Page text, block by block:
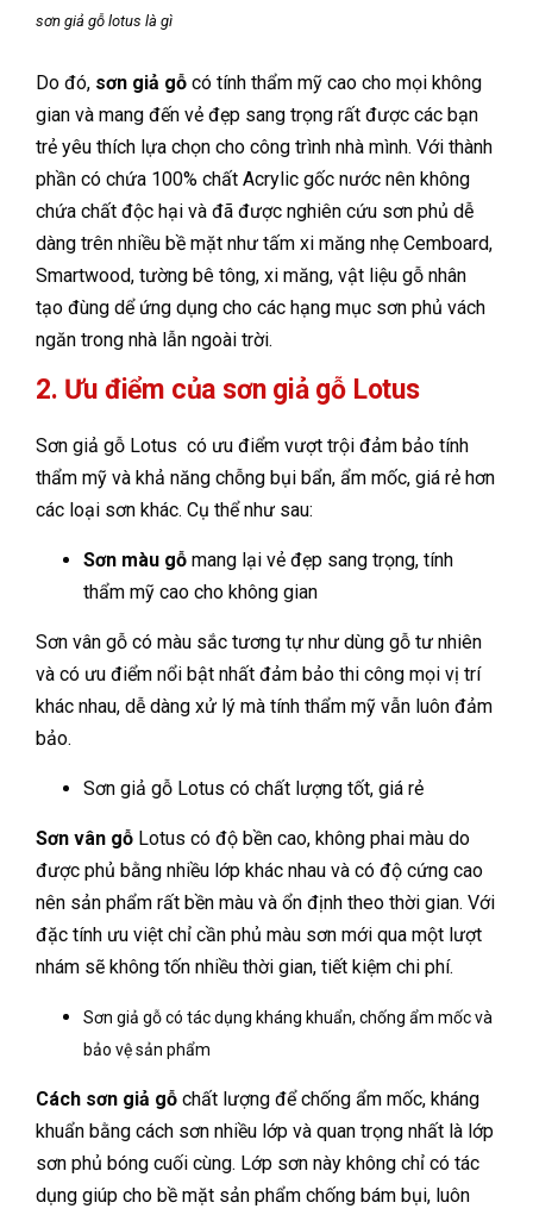
sơn giả gỗ lotus là gì
Do đó, sơn giả gỗ có tính thẩm mỹ cao cho mọi không
gian và mang đến vẻ đẹp sang trọng rất được các bạn
trẻ yêu thích lựa chọn cho công trình nhà mình. Với thành
phần có chứa 100% chất Acrylic gốc nước nên không
chứa chất độc hại và đã được nghiên cứu sơn phủ dễ
dàng trên nhiều bề mặt như tấm xi măng nhẹ Cemboard,
Smartwood, tường bê tông, xi măng, vật liệu gỗ nhân
tạo đùng dể ứng dụng cho các hạng mục sơn phủ vách
ngăn trong nhà lẫn ngoài trời.
2. Ưu điểm của sơn giả gỗ Lotus
Sơn giả gỗ Lotus có ưu điểm vượt trội đảm bảo tính
thẩm mỹ và khả năng chỗng bụi bẩn, ẩm mốc, giá rẻ hơn
các loại sơn khác. Cụ thể như sau:
Sơn màu gỗ mang lại vẻ đẹp sang trọng, tính
thẩm mỹ cao cho không gian
Sơn vân gỗ có màu sắc tương tự như dùng gỗ tư nhiên
và có ưu điểm nổi bật nhất đảm bảo thi công mọi vị trí
khác nhau, dễ dàng xử lý mà tính thẩm mỹ vẫn luôn đảm
bảo.
Sơn giả gỗ Lotus có chất lượng tốt, giá rẻ
Sơn vân gỗ Lotus có độ bền cao, không phai màu do
được phủ bằng nhiều lớp khác nhau và có độ cứng cao
nên sản phẩm rất bền màu và ổn định theo thời gian. Với
đặc tính ưu việt chỉ cần phủ màu sơn mới qua một lượt
nhám sẽ không tốn nhiều thời gian, tiết kiệm chi phí.
Sơn giả gỗ có tác dụng kháng khuẩn, chống ẩm mốc và
bảo vệ sản phẩm
Cách sơn giả gỗ chất lượng để chống ẩm mốc, kháng
khuẩn bằng cách sơn nhiều lớp và quan trọng nhất là lớp
sơn phủ bóng cuối cùng. Lớp sơn này không chỉ có tác
dụng giúp cho bề mặt sản phẩm chống bám bụi, luôn